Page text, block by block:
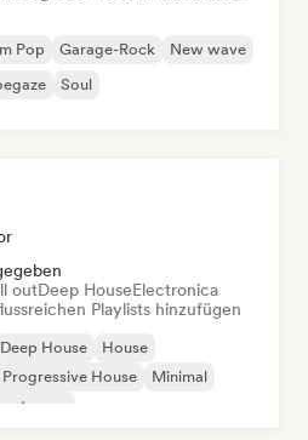
Pop Garage-Rock
New wave
Soul
outDeep HouseElectronica
Playlists hinzufügen
Deep House
House
House
Minimal